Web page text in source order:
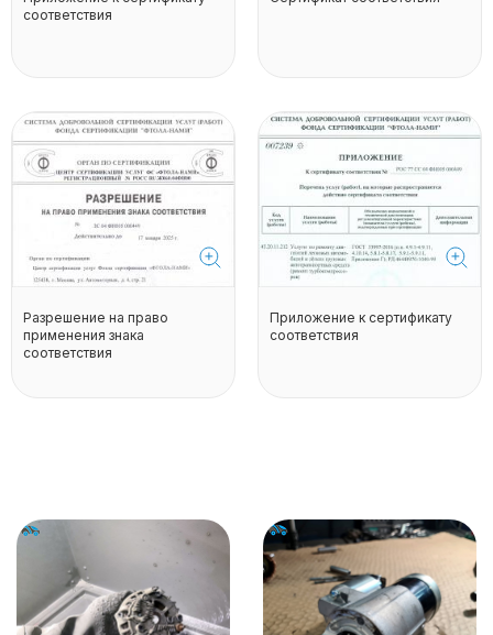
соответствия
Разрешение на право
применения знака
соответствия
Приложение к сертификату
соответствия